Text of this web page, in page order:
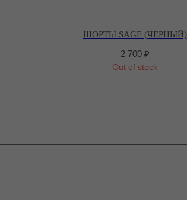
ШОРТЫ SAGE (ЧЕРНЫЙ)
2 700 ₽
Out of stock